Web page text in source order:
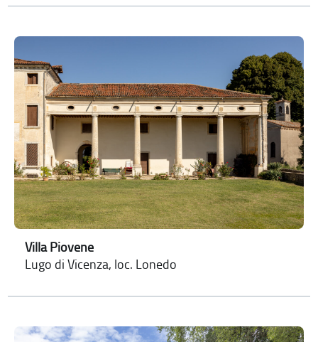
Villa Piovene
Lugo di Vicenza, loc. Lonedo